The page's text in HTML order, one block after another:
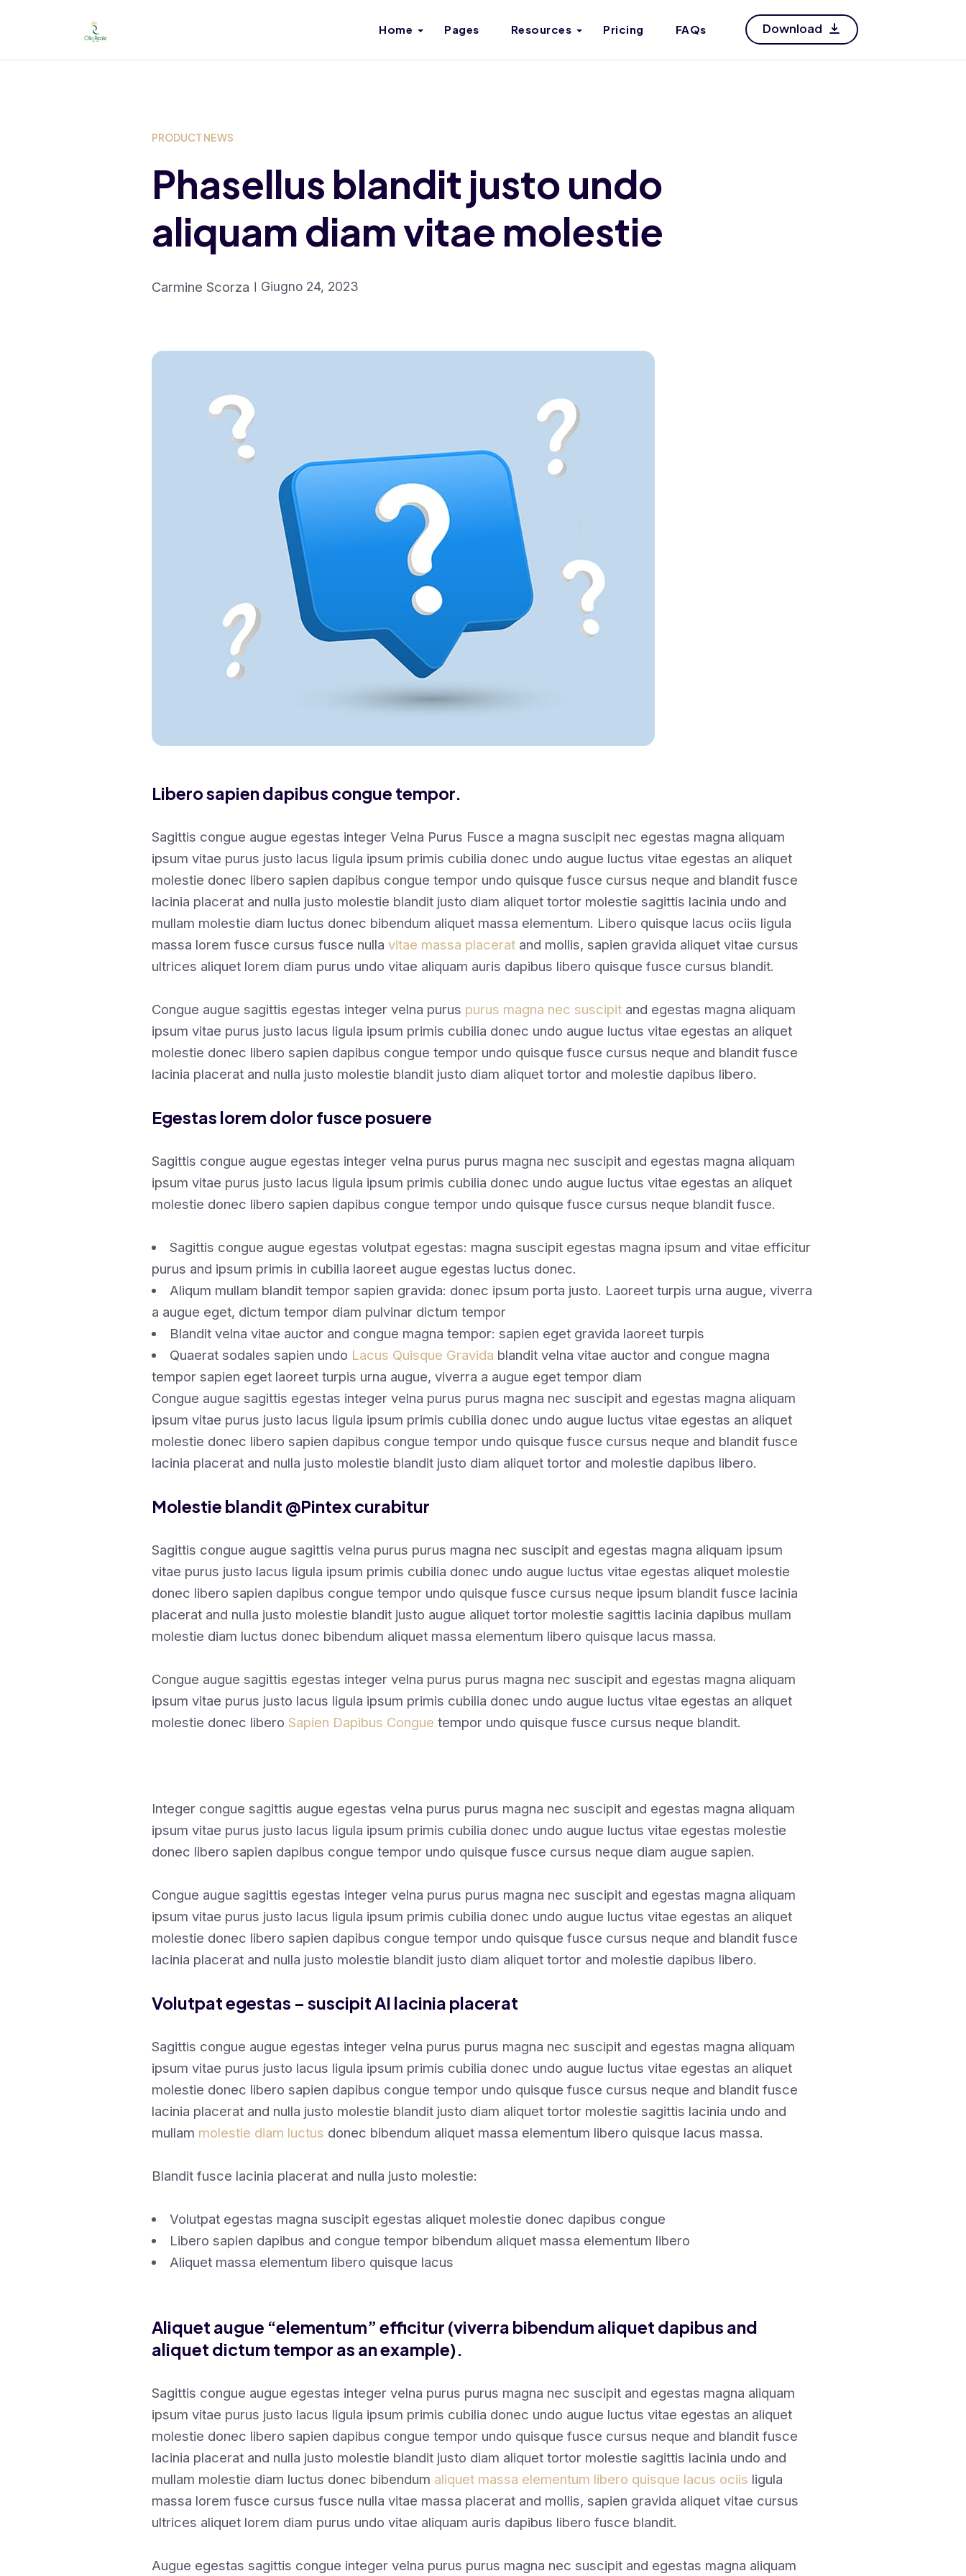
Home Pages Resources Pricing FAQs Download
PRODUCT NEWS
Phasellus blandit justo undo
aliquam diam vitae molestie
Carmine Scorza Giugno 24, 2023
Libero sapien dapibus congue tempor.
Sagittis congue augue egestas integer Velna Purus Fusce a magna suscipit nec egestas magna aliquam
ipsum vitae purus justo lacus ligula ipsum primis cubilia donec undo augue luctus vitae egestas an aliquet
molestie donec libero sapien dapibus congue tempor undo quisque fusce cursus neque and blandit fusce
lacinia placerat and nulla justo molestie blandit justo diam aliquet tortor molestie sagittis lacinia undo and
mullam molestie diam luctus donec bibendum aliquet massa elementum. Libero quisque lacus ociis ligula
massa lorem fusce cursus fusce nulla vitae massa placeratand mollis, sapien gravida aliquet vitae cursus
ultrices aliquet lorem diam purus undo vitae aliquam auris dapibus libero quisque fusce cursus blandit.
Congue augue sagittis egestas integer velna purus purus magna nec suscipitand egestas magna aliquam
ipsum vitae purus justo lacus ligula ipsum primis cubilia donec undo augue luctus vitae egestas an aliquet
molestie donec libero sapien dapibus congue tempor undo quisque fusce cursus neque and blandit fusce
lacinia placerat and nulla justo molestie blandit justo diam aliquet tortor and molestie dapibus libero.
Egestas lorem dolor fusce posuere
Sagittis congue augue egestas integer velna purus purus magna nec suscipit and egestas magna aliquam
ipsum vitae purus justo lacus ligula ipsum primis cubilia donec undo augue luctus vitae egestas an aliquet
molestie donec libero sapien dapibus congue tempor undo quisque fusce cursus neque blandit fusce.
Sagittis congue augue egestas volutpat egestas: magna suscipit egestas magna ipsum and vitae efficitur
purus and ipsum primis in cubilia laoreet augue egestas luctus donec.
Aliqum mullam blandit tempor sapien gravida: donec ipsum porta justo. Laoreet turpis urna augue, viverra
a augue eget, dictum tempor diam pulvinar dictum tempor
Blandit velna vitae auctor and congue magna tempor: sapien eget gravida laoreet turpis
Quaerat sodales sapien undo Lacus Quisque Gravida blandit velna vitae auctor and congue magna
tempor sapien eget laoreet turpis urna augue, viverra a augue eget tempor diam
Congue augue sagittis egestas integer velna purus purus magna nec suscipit and egestas magna aliquam
ipsum vitae purus justo lacus ligula ipsum primis cubilia donec undo augue luctus vitae egestas an aliquet
molestie donec libero sapien dapibus congue tempor undo quisque fusce cursus neque and blandit fusce
lacinia placerat and nulla justo molestie blandit justo diam aliquet tortor and molestie dapibus libero.
Molestie blandit @Pintex curabitur
Sagittis congue augue sagittis velna purus purus magna nec suscipit and egestas magna aliquam ipsum
vitae purus justo lacus ligula ipsum primis cubilia donec undo augue luctus vitae egestas aliquet molestie
donec libero sapien dapibus congue tempor undo quisque fusce cursus neque ipsum blandit fusce lacinia
placerat and nulla justo molestie blandit justo augue aliquet tortor molestie sagittis lacinia dapibus mullam
molestie diam luctus donec bibendum aliquet massa elementum libero quisque lacus massa.
Congue augue sagittis egestas integer velna purus purus magna nec suscipit and egestas magna aliquam
ipsum vitae purus justo lacus ligula ipsum primis cubilia donec undo augue luctus vitae egestas an aliquet
molestie donec libero Sapien Dapibus Congue tempor undo quisque fusce cursus neque blandit.
Integer congue sagittis augue egestas velna purus purus magna nec suscipit and egestas magna aliquam
ipsum vitae purus justo lacus ligula ipsum primis cubilia donec undo augue luctus vitae egestas molestie
donec libero sapien dapibus congue tempor undo quisque fusce cursus neque diam augue sapien.
Congue augue sagittis egestas integer velna purus purus magna nec suscipit and egestas magna aliquam
ipsum vitae purus justo lacus ligula ipsum primis cubilia donec undo augue luctus vitae egestas an aliquet
molestie donec libero sapien dapibus congue tempor undo quisque fusce cursus neque and blandit fusce
lacinia placerat and nulla justo molestie blandit justo diam aliquet tortor and molestie dapibus libero.
Volutpat egestas – suscipit AI lacinia placerat
Sagittis congue augue egestas integer velna purus purus magna nec suscipit and egestas magna aliquam
ipsum vitae purus justo lacus ligula ipsum primis cubilia donec undo augue luctus vitae egestas an aliquet
molestie donec libero sapien dapibus congue tempor undo quisque fusce cursus neque and blandit fusce
lacinia placerat and nulla justo molestie blandit justo diam aliquet tortor molestie sagittis lacinia undo and
mullam molestie diam luctus donec bibendum aliquet massa elementum libero quisque lacus massa.
Blandit fusce lacinia placerat and nulla justo molestie:
Volutpat egestas magna suscipit egestas aliquet molestie donec dapibus congue
Libero sapien dapibus and congue tempor bibendum aliquet massa elementum libero
Aliquet massa elementum libero quisque lacus
Aliquet augue “elementum” efficitur (viverra bibendum aliquet dapibus and
aliquet dictum tempor as an example).
Sagittis congue augue egestas integer velna purus purus magna nec suscipit and egestas magna aliquam
ipsum vitae purus justo lacus ligula ipsum primis cubilia donec undo augue luctus vitae egestas an aliquet
molestie donec libero sapien dapibus congue tempor undo quisque fusce cursus neque and blandit fusce
lacinia placerat and nulla justo molestie blandit justo diam aliquet tortor molestie sagittis lacinia undo and
mullam molestie diam luctus donec bibendum aliquet massa elementum libero quisque lacus ociis ligula
massa lorem fusce cursus fusce nulla vitae massa placerat and mollis, sapien gravida aliquet vitae cursus
ultrices aliquet lorem diam purus undo vitae aliquam auris dapibus libero fusce blandit.
Augue egestas sagittis congue integer velna purus purus magna nec suscipit and egestas magna aliquam